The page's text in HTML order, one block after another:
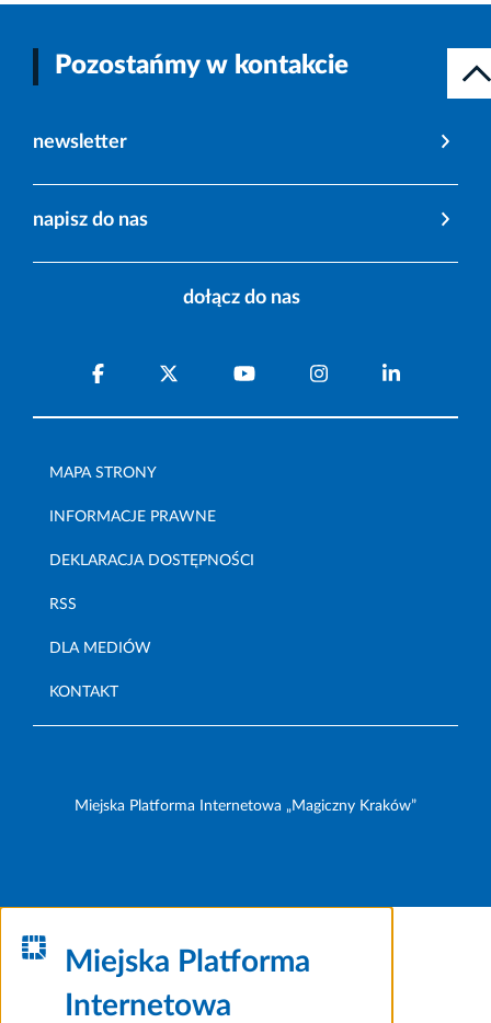
Pozostańmy w kontakcie
newsletter
napisz do nas
dołącz do nas
MAPA STRONY
INFORMACJE PRAWNE
DEKLARACJA DOSTĘPNOŚCI
RSS
DLA MEDIÓW
KONTAKT
Miejska Platforma Internetowa „Magiczny Kraków”
Miejska Platforma
Internetowa